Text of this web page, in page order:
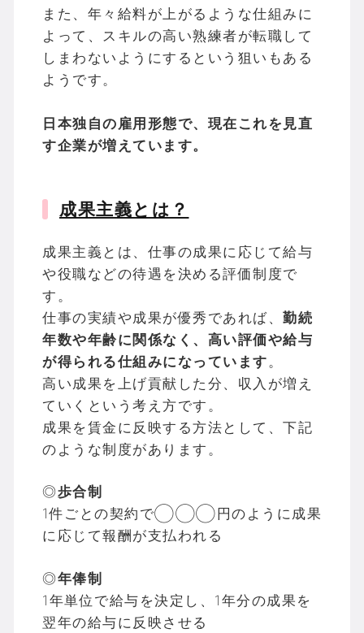
また、年々給料が上がるような仕組みに
よって、スキルの高い熟練者が転職して
しまわないようにするという狙いもある
ようです。
日本独自の雇用形態で、現在これを見直
す企業が増えています。
成果主義とは？
成果主義とは、仕事の成果に応じて給与
や役職などの待遇を決める評価制度で
す。
仕事の実績や成果が優秀であれば、 勤続
年数や年齢に関係なく、高い評価や給与
が得られる仕組みになっています 。
高い成果を上げ貢献した分、収入が増え
ていくという考え方です。
成果を賃金に反映する方法として、下記
のような制度があります。
◎歩合制
1件ごとの契約で◯◯◯円のように成果
に応じて報酬が支払われる
◎年俸制
1年単位で給与を決定し、1年分の成果を
翌年の給与に反映させる